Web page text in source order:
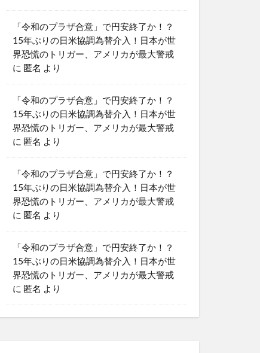
「令和のプラザ合意」で円安終了か！？
15年ぶりの日米協調為替介入！日本が世
界恐慌のトリガー、アメリカが最大警戒
に 匿名 より
「令和のプラザ合意」で円安終了か！？
15年ぶりの日米協調為替介入！日本が世
界恐慌のトリガー、アメリカが最大警戒
に 匿名 より
「令和のプラザ合意」で円安終了か！？
15年ぶりの日米協調為替介入！日本が世
界恐慌のトリガー、アメリカが最大警戒
に 匿名 より
「令和のプラザ合意」で円安終了か！？
15年ぶりの日米協調為替介入！日本が世
界恐慌のトリガー、アメリカが最大警戒
に 匿名 より